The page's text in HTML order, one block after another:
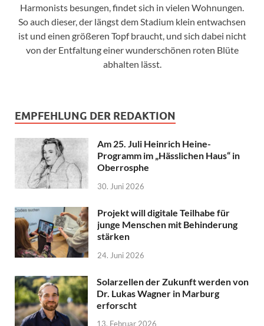
Harmonists besungen, findet sich in vielen Wohnungen.
So auch dieser, der längst dem Stadium klein entwachsen
ist und einen größeren Topf braucht, und sich dabei nicht
von der Entfaltung einer wunderschönen roten Blüte
abhalten lässt.
EMPFEHLUNG DER REDAKTION
Am 25. Juli Heinrich Heine-
Programm im „Hässlichen Haus“ in
Oberrosphe
30. Juni 2026
Projekt will digitale Teilhabe für
junge Menschen mit Behinderung
stärken
24. Juni 2026
Solarzellen der Zukunft werden von
Dr. Lukas Wagner in Marburg
erforscht
13. Februar 2026